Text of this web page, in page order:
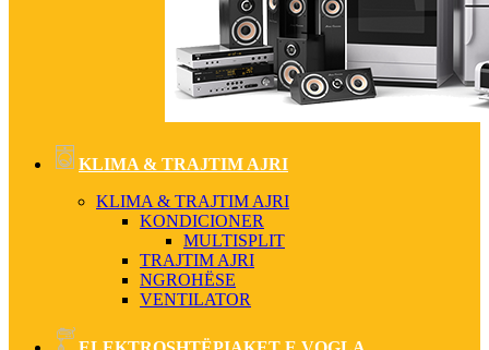
KLIMA & TRAJTIM AJRI
KLIMA & TRAJTIM AJRI
KONDICIONER
MULTISPLIT
TRAJTIM AJRI
NGROHËSE
VENTILATOR